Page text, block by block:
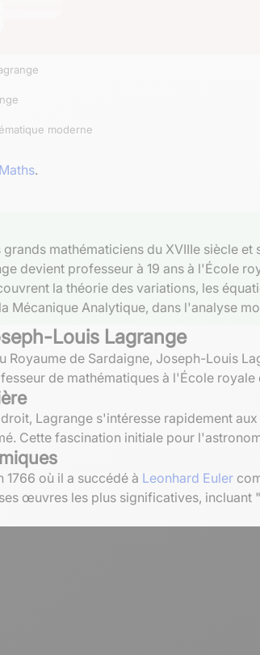
moderne
.
mathématiciens du XVIIIe siècle
devient professeur à 19 ans à l'École
la théorie des variations, les
Mécanique Analytique, dans l'analyse
Louis Lagrange
Royaume de Sardaigne, Joseph-Louis
de mathématiques à l'École
Lagrange s'intéresse rapidement
Cette fascination initiale pour
1766 où il a succédé à Leonhard Euler
œuvres les plus significatives, incluant "